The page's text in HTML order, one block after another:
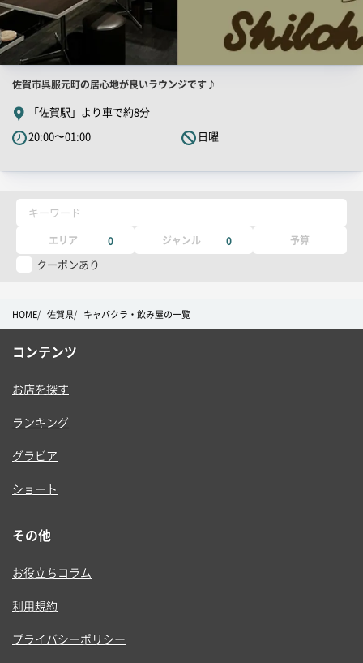
店
舗
PR
キ
チ
ー
佐賀市呉服元町の居心地が良いラウンジです♪
「佐賀駅」より車で約8分
20:00〜01:00
日曜
キーワード
エリア 0 ジャンル 0 予算
クーポンあり
HOME 佐賀県 キャバクラ・飲み屋の一覧
コンテンツ
お店を探す
ランキング
グラビア
ショート
その他
お役立ちコラム
利用規約
プライバシーポリシー